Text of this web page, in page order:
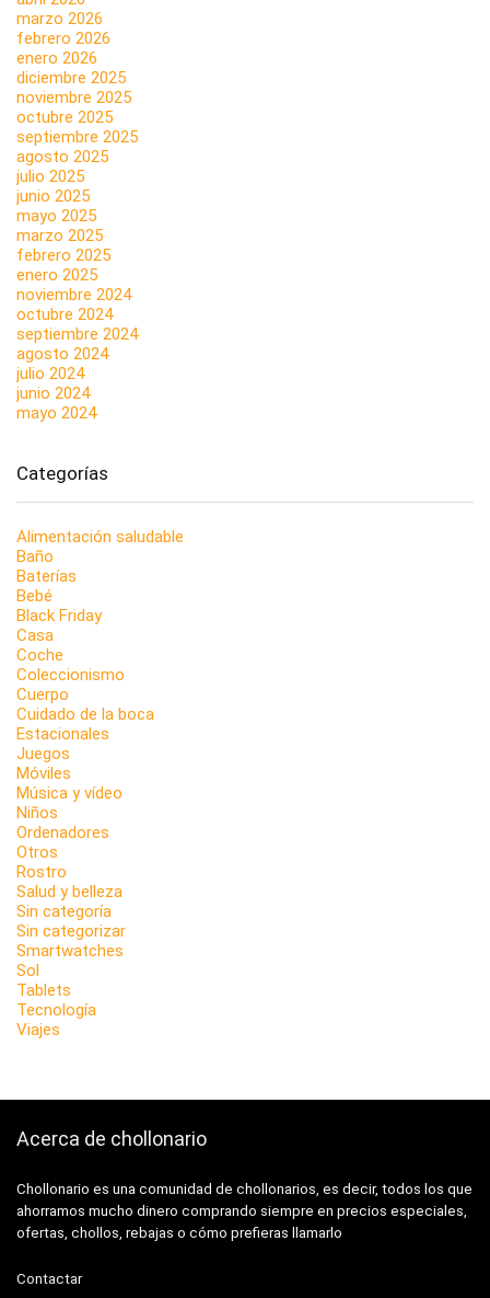
marzo 2026
febrero 2026
enero 2026
diciembre 2025
noviembre 2025
octubre 2025
septiembre 2025
agosto 2025
julio 2025
junio 2025
mayo 2025
marzo 2025
febrero 2025
enero 2025
noviembre 2024
octubre 2024
septiembre 2024
agosto 2024
julio 2024
junio 2024
mayo 2024
Categorías
Alimentación saludable
Baño
Baterías
Bebé
Black Friday
Casa
Coche
Coleccionismo
Cuerpo
Cuidado de la boca
Estacionales
Juegos
Móviles
Música y vídeo
Niños
Ordenadores
Otros
Rostro
Salud y belleza
Sin categoría
Sin categorizar
Smartwatches
Sol
Tablets
Tecnología
Viajes
Acerca de chollonario
Chollonario es una comunidad de chollonarios, es decir, todos los que
ahorramos mucho dinero comprando siempre en precios especiales,
ofertas, chollos, rebajas o cómo prefieras llamarlo
Contactar